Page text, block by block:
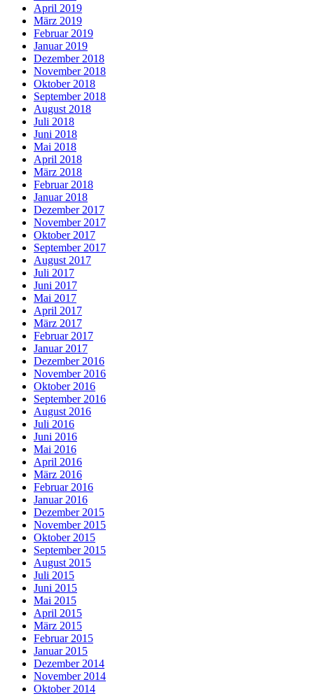
April 2019
März 2019
Februar 2019
Januar 2019
Dezember 2018
November 2018
Oktober 2018
September 2018
August 2018
Juli 2018
Juni 2018
Mai 2018
April 2018
März 2018
Februar 2018
Januar 2018
Dezember 2017
November 2017
Oktober 2017
September 2017
August 2017
Juli 2017
Juni 2017
Mai 2017
April 2017
März 2017
Februar 2017
Januar 2017
Dezember 2016
November 2016
Oktober 2016
September 2016
August 2016
Juli 2016
Juni 2016
Mai 2016
April 2016
März 2016
Februar 2016
Januar 2016
Dezember 2015
November 2015
Oktober 2015
September 2015
August 2015
Juli 2015
Juni 2015
Mai 2015
April 2015
März 2015
Februar 2015
Januar 2015
Dezember 2014
November 2014
Oktober 2014